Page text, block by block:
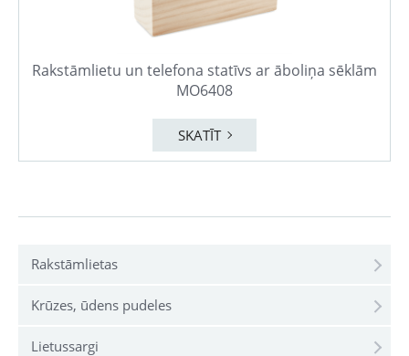
Rakstāmlietas
Krūzes, ūdens pudeles
Lietussargi
Rakstāmlietu un telefona statīvs ar āboliņa sēklām
MO6408
SKATĪT